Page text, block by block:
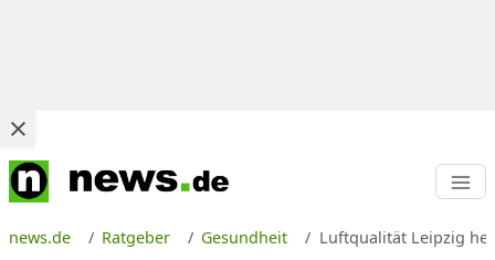
news.de Ratgeber Gesundheit Luftqualität Leipzig